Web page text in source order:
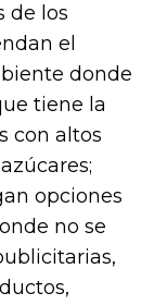
de los
el
donde
tiene la
con altos
opciones
no se